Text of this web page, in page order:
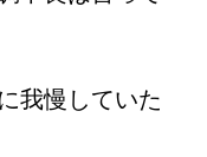
我慢していた